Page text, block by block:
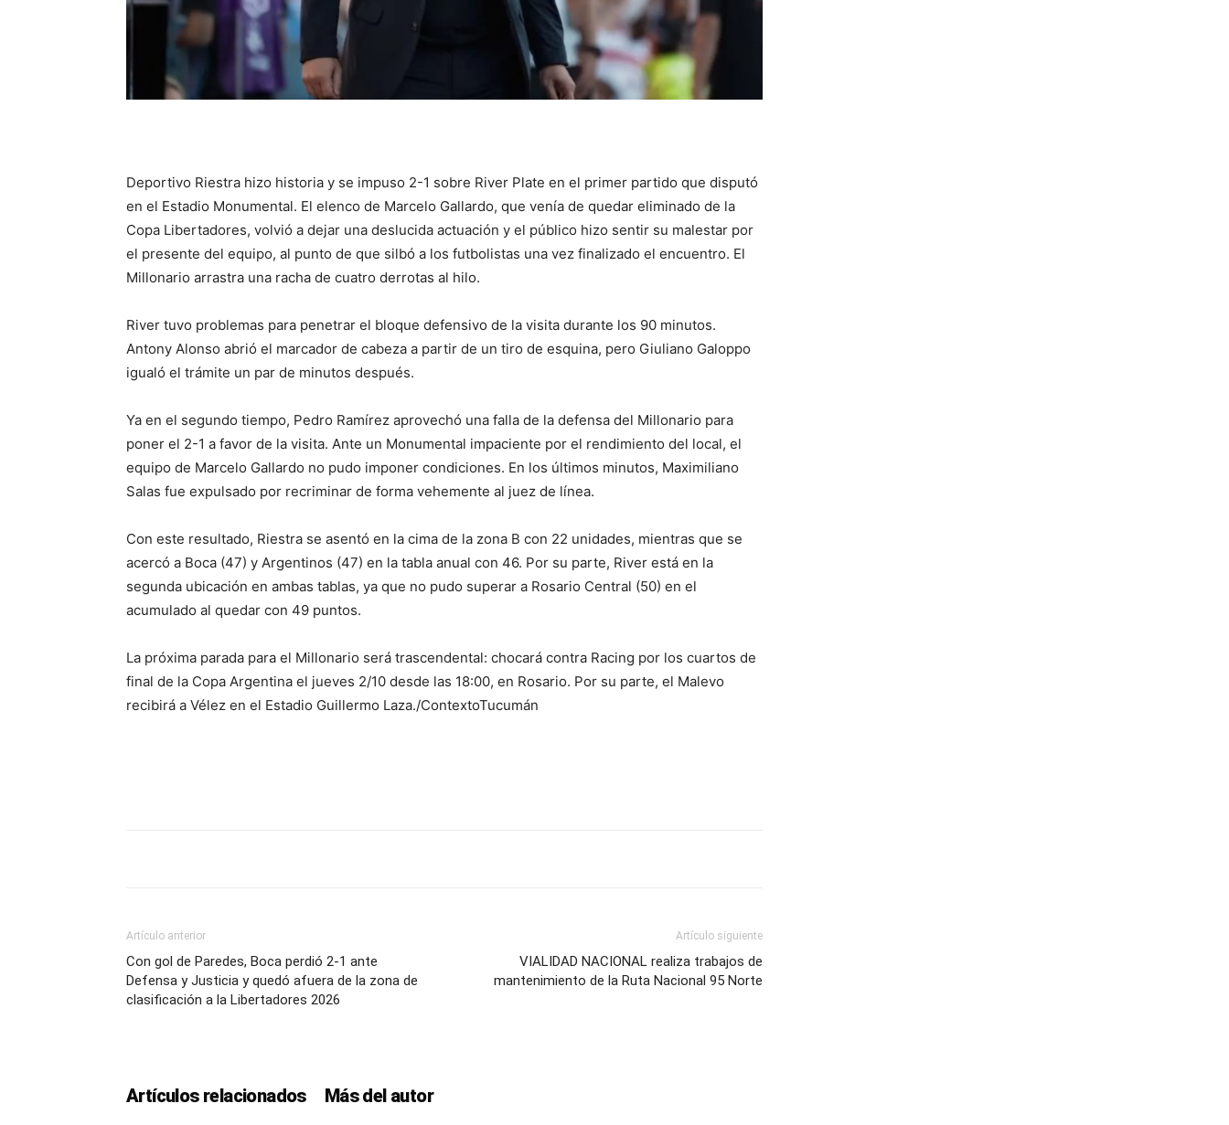
La
Deportivo Riestra hizo historia y se impuso 2-1 sobre River Plate en el primer partido que disputó
en el Estadio Monumental. El elenco de Marcelo Gallardo, que venía de quedar eliminado de la
Copa Libertadores, volvió a dejar una deslucida actuación y el público hizo sentir su malestar por
el presente del equipo, al punto de que silbó a los futbolistas una vez finalizado el encuentro. El
Millonario arrastra una racha de cuatro derrotas al hilo.
River tuvo problemas para penetrar el bloque defensivo de la visita durante los 90 minutos.
Antony Alonso abrió el marcador de cabeza a partir de un tiro de esquina, pero Giuliano Galoppo
igualó el trámite un par de minutos después.
Ya en el segundo tiempo, Pedro Ramírez aprovechó una falla de la defensa del Millonario para
poner el 2-1 a favor de la visita. Ante un Monumental impaciente por el rendimiento del local, el
equipo de Marcelo Gallardo no pudo imponer condiciones. En los últimos minutos, Maximiliano
Salas fue expulsado por recriminar de forma vehemente al juez de línea.
Con este resultado, Riestra se asentó en la cima de la zona B con 22 unidades, mientras que se
acercó a Boca (47) y Argentinos (47) en la tabla anual con 46. Por su parte, River está en la
segunda ubicación en ambas tablas, ya que no pudo superar a Rosario Central (50) en el
acumulado al quedar con 49 puntos.
La próxima parada para el Millonario será trascendental: chocará contra Racing por los cuartos de
final de la Copa Argentina el jueves 2/10 desde las 18:00, en Rosario. Por su parte, el Malevo
recibirá a Vélez en el Estadio Guillermo Laza./ContextoTucumán
Artículo anterior
Con gol de Paredes, Boca perdió 2-1 ante
Defensa y Justicia y quedó afuera de la zona de
clasificación a la Libertadores 2026
Artículo siguiente
VIALIDAD NACIONAL realiza trabajos de
mantenimiento de la Ruta Nacional 95 Norte
Artículos relacionados Más del autor